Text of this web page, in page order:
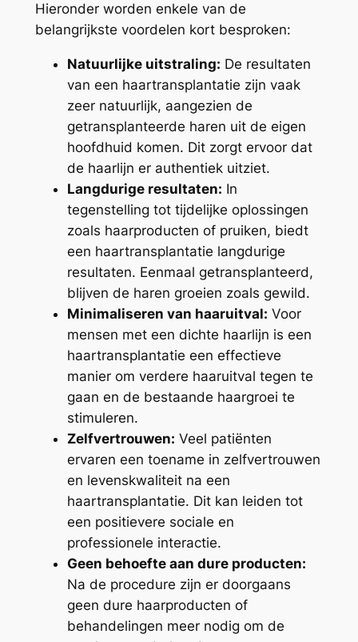
Hieronder worden enkele van de
belangrijkste voordelen kort besproken:
Natuurlijke uitstraling: De resultaten
van een haartransplantatie zijn vaak
zeer natuurlijk, aangezien de
getransplanteerde haren uit de eigen
hoofdhuid komen. Dit zorgt ervoor dat
de haarlijn er authentiek uitziet.
Langdurige resultaten: In
tegenstelling tot tijdelijke oplossingen
zoals haarproducten of pruiken, biedt
een haartransplantatie langdurige
resultaten. Eenmaal getransplanteerd,
blijven de haren groeien zoals gewild.
Minimaliseren van haaruitval: Voor
mensen met een dichte haarlijn is een
haartransplantatie een effectieve
manier om verdere haaruitval tegen te
gaan en de bestaande haargroei te
stimuleren.
Zelfvertrouwen: Veel patiënten
ervaren een toename in zelfvertrouwen
en levenskwaliteit na een
haartransplantatie. Dit kan leiden tot
een positievere sociale en
professionele interactie.
Geen behoefte aan dure producten:
Na de procedure zijn er doorgaans
geen dure haarproducten of
behandelingen meer nodig om de